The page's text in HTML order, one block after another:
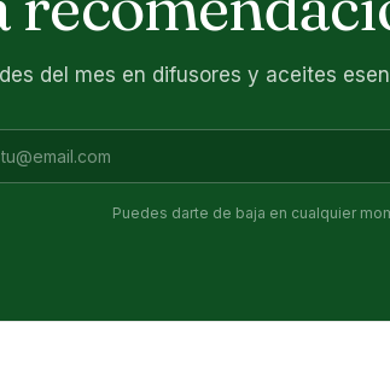
del mes en difusores y aceites
Puedes darte de baja en cualquier